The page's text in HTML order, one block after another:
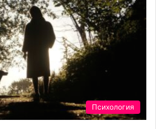
Психология